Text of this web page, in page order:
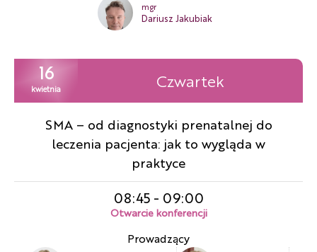
mgr
Dariusz Jakubiak
16
kwietnia Czwartek
SMA – od diagnostyki prenatalnej do
leczenia pacjenta: jak to wygląda w
praktyce
08:45- 09:00
Otwarcie konferencji
Prowadzący